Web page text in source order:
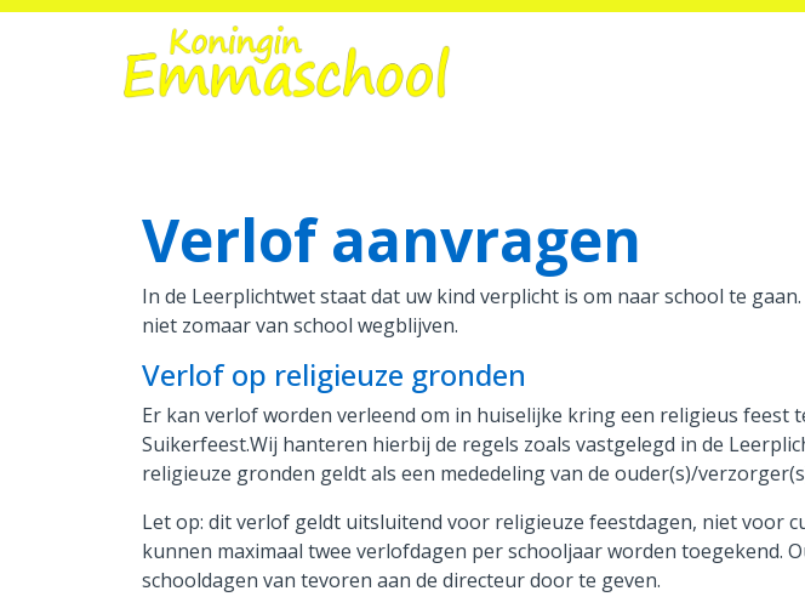
Onze school
Praktische informatie
Medezeggenschap
Vacatures
Ik zoek een school
Verlof aanvragen
In de Leerplichtwet staat dat uw kind verplicht is om naar school te
niet zomaar van school wegblijven.
Verlof op religieuze gronden
Er kan verlof worden verleend om in huiselijke kring een religieus feest
Suikerfeest.Wij hanteren hierbij de regels zoals vastgelegd in de
religieuze gronden geldt als een mededeling van de ouder(s)/
Let op: dit verlof geldt uitsluitend voor religieuze feestdagen, niet voor
kunnen maximaal twee verlofdagen per schooljaar worden toegekend.
schooldagen van tevoren aan de directeur door te geven.